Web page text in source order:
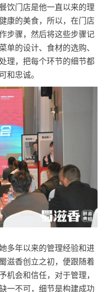
饮门店是他一直以来的理
康的美食，所以，在门店
步骤，然后将这些步骤记
单的设计、食材的选购、
理，把每个环节的细节都
和忠诚。
多年以来的管理经验和进
滋香创立之初，便跟随着
机会和信任，对于管理，
一不可，细节是构建成功